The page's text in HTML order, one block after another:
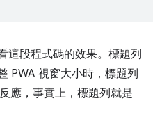
這段程式碼的效果。標題列
PWA 視窗大小時，標題列
應，事實上，標題列就是